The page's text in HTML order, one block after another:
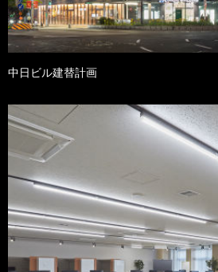
中日ビル建替計画